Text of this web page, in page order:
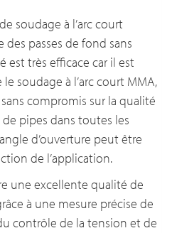
soudage à l’arc court
passes de fond sans
est très efficace car il est
soudage à l’arc court MMA,
compromis sur la qualité
pipes dans toutes les
d’ouverture peut être
de l’application.
une excellente qualité de
à une mesure précise de
contrôle de la tension et de